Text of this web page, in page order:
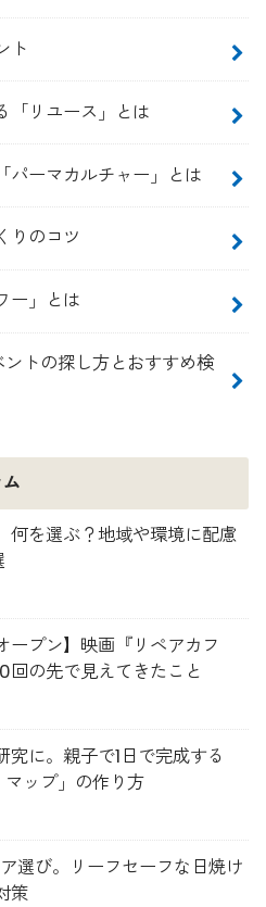
ト
「リユース」とは
パーマカルチャー」とは
りのコツ
ー」とは
トの探し方とおすすめ検
何を選ぶ？地域や環境に配慮
ープン】映画『リペアカフ
回の先で見えてきたこと
究に。親子で1日で完成する
マップ」の作り方
選び。リーフセーフな日焼け
策